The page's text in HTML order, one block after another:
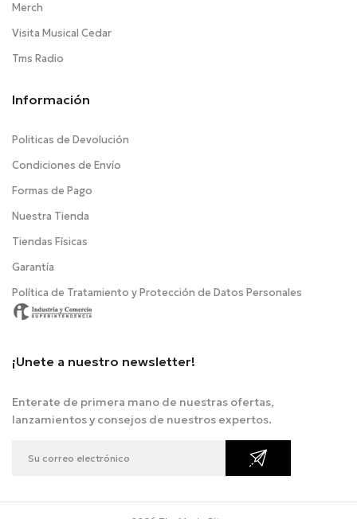
Merch
Visita Musical Cedar
Tms Radio
Información
Politicas de Devolución
Condiciones de Envío
Formas de Pago
Nuestra Tienda
Tiendas Físicas
Garantía
Política de Tratamiento y Protección de Datos Personales
¡Unete a nuestro newsletter!
Enterate de primera mano de nuestras ofertas,
lanzamientos y consejos de nuestros expertos.